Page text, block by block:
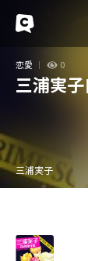
恋愛 0
三浦実
三浦実子